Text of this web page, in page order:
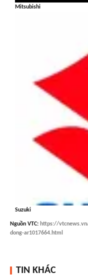
Mitsubishi
Suzuki
Nguồn VTC: https://
dong-ar1017664.html
TIN KHÁC